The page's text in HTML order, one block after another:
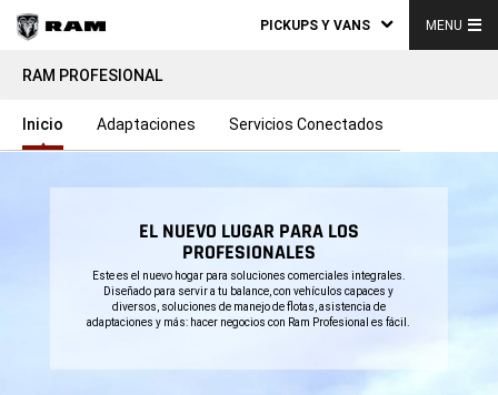
PICKUPS Y VANS MENU
RAM PROFESIONAL
Inicio Adaptaciones Servicios Conectados
EL NUEVO LUGAR PARA LOS
PROFESIONALES
Este es el nuevo hogar para soluciones comerciales integrales.
Diseñado para servir a tu balance, con vehículos capaces y
diversos, soluciones de manejo de flotas, asistencia de
adaptaciones y más: hacer negocios con Ram Profesional es fácil.